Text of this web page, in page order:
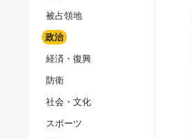
被占領地
政治
経済・復興
防衛
社会・文化
スポーツ